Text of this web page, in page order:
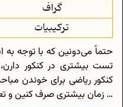
گراف
ترکیبیات
حتماً می‌دونین که با توجه به
تست بیشتری در کنکور
کنکور ریاضی برای خوندن
… زمان بیشتری صرف کنین و